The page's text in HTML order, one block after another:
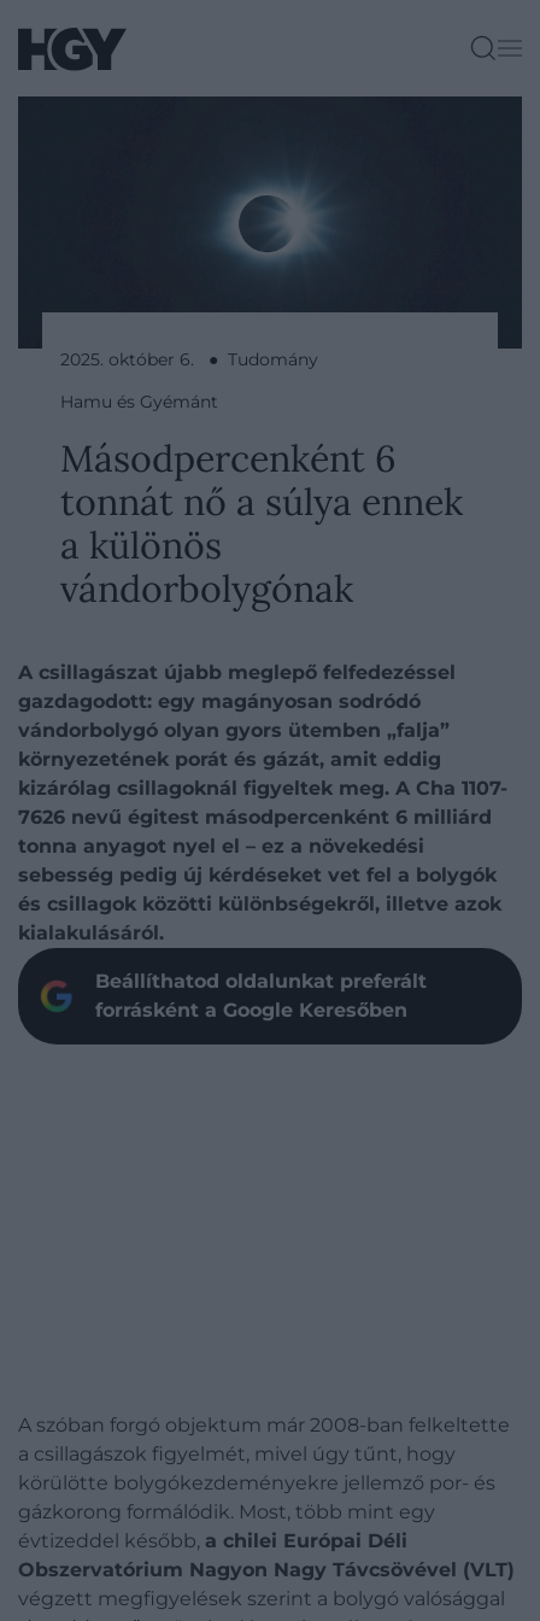
2025. október 6. ● Tudomány
Hamu és Gyémánt
Másodpercenként 6
tonnát nő a súlya ennek
a különös
vándorbolygónak
A csillagászat újabb meglepő felfedezéssel
gazdagodott: egy magányosan sodródó
vándorbolygó olyan gyors ütemben „falja”
környezetének porát és gázát, amit eddig
kizárólag csillagoknál figyeltek meg. A Cha 1107-
7626 nevű égitest másodpercenként 6 milliárd
tonna anyagot nyel el – ez a növekedési
sebesség pedig új kérdéseket vet fel a bolygók
és csillagok közötti különbségekről, illetve azok
kialakulásáról.
Beállíthatod oldalunkat preferált
forrásként a Google Keresőben
A szóban forgó objektum már 2008-ban felkeltette
a csillagászok figyelmét, mivel úgy tűnt, hogy
körülötte bolygókezdeményekre jellemző por- és
gázkorong formálódik. Most, több mint egy
évtizeddel később, a chilei Európai Déli
Obszervatórium Nagyon Nagy Távcsövével (VLT)
végzett megfigyelések szerint a bolygó valósággal